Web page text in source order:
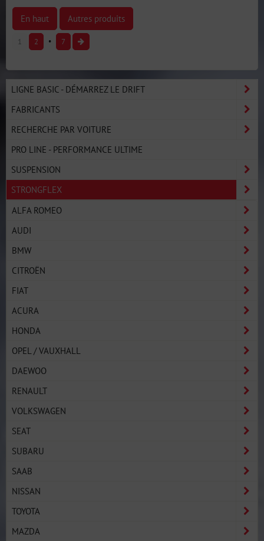
En haut Autres produits
1 2 7
LIGNE BASIC - DÉMARREZ LE DRIFT
FABRICANTS
RECHERCHE PAR VOITURE
PRO LINE - PERFORMANCE ULTIME
SUSPENSION
STRONGFLEX
ALFA ROMEO
AUDI
BMW
CITROËN
FIAT
ACURA
HONDA
OPEL / VAUXHALL
DAEWOO
RENAULT
VOLKSWAGEN
SEAT
SUBARU
SAAB
NISSAN
TOYOTA
MAZDA